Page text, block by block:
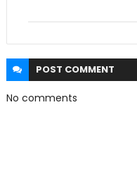
POST COMMENT
No comments